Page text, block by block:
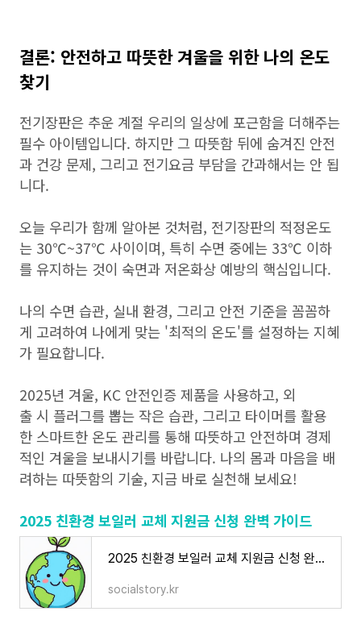
결론: 안전하고 따뜻한 겨울을 위한 나의 온도
찾기
전기장판은 추운 계절 우리의 일상에 포근함을 더해주는
필수 아이템입니다. 하지만 그 따뜻함 뒤에 숨겨진 안전
과 건강 문제, 그리고 전기요금 부담을 간과해서는 안 됩
니다.
오늘 우리가 함께 알아본 것처럼, 전기장판의 적정온도
는 30℃~37℃ 사이이며, 특히 수면 중에는 33℃ 이하
를 유지하는 것이 숙면과 저온화상 예방의 핵심입니다.
나의 수면 습관, 실내 환경, 그리고 안전 기준을 꼼꼼하
게 고려하여 나에게 맞는 '최적의 온도'를 설정하는 지혜
가 필요합니다.
2025년 겨울, KC 안전인증 제품을 사용하고, 외
출 시 플러그를 뽑는 작은 습관, 그리고 타이머를 활용
한 스마트한 온도 관리를 통해 따뜻하고 안전하며 경제
적인 겨울을 보내시기를 바랍니다. 나의 몸과 마음을 배
려하는 따뜻함의 기술, 지금 바로 실천해 보세요!
2025 친환경 보일러 교체 지원금 신청 완벽 가이드
2025 친환경 보일러 교체 지원금 신청 완벽 가이드
socialstory.kr